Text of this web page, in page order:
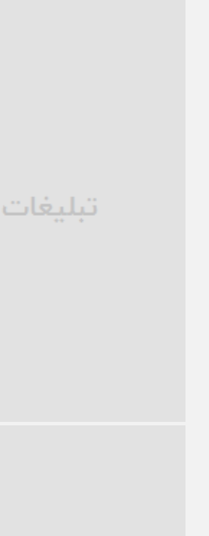
ترجیح عقلانیت ایرانی بر دیدگاه‌های آخرالزمانی